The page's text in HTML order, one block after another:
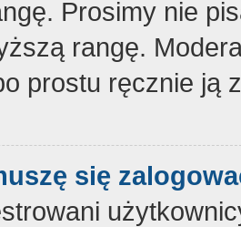
Prosimy nie
rangę.
prostu ręcznie ją
się